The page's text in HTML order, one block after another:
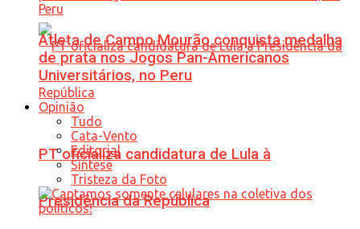
PT oficializa candidatura de Lula à
Presidência da República
Atleta de Campo Mourão conquista medalha
de prata nos Jogos Pan-Americanos
Universitários, no Peru
Opinião
Tudo
Cata-Vento
Editorial
Síntese
Tristeza da Foto